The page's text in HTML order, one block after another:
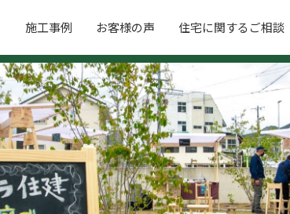
施工事例 お客様の声 住宅に関するご相談